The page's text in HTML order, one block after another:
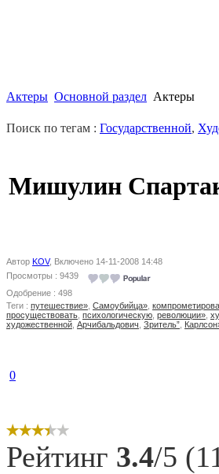
Актеры Основной раздел Актеры
Поиск по тегам : Государственной,
Мишулин
Автор KOV, Включено 14-11-2008 14:48
Просмотры : 9439
Одобрение : 498
Теги : путешествие» Самоубийца»
просуществовать психологическую революции»
художественной Арчибальдович Зритель”
0
Рейтинг 3.4/5